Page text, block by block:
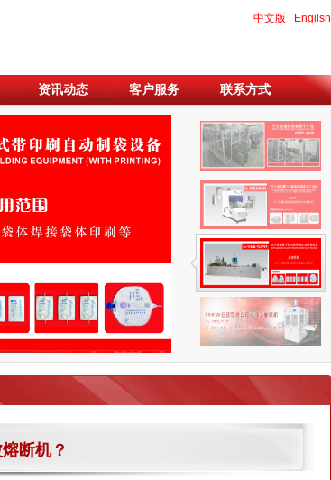
中文版 Engilsh
资讯动态 客户服务 联系方式
断机？